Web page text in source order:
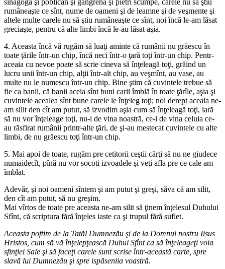
rumâneaşte ce sînt, nume de oameni şi de leamne şi de veşmente şi
altele multe carele nu să ştiu rumâneaşte ce sînt, noi încă le-am lăsat
greciaşte, pentru că alte limbi încă le-au lăsat aşia.
4. Aceasta încă vă rugăm să luaţi aminte că rumânii nu grăescu în
toate ţările într-un chip, încă neci într-o ţară toţi într-un chip. Pentr-
aceaia cu nevoe poate să scrie cineva să înţeleagă toţi, grăind un
lucru unii într-un chip, alţii într-alt chip, au veşmînt, au vase, au
multe nu le numescu într-un chip. Bine ştim că cuvintele trebue să
fie ca banii, că banii aceia sînt buni carii îmblă în toate ţărîle, aşia şi
cuvintele acealea sînt bune carele le înţeleg toţi; noi derept aceaia ne-
am silit den cît am putut, să izvodim aşia cum să înţeleagă toţi, iară
să nu vor înţeleage toţi, nu-i de vina noastră, ce-i de vina celuia ce-
au răsfirat rumânii printr-alte ţări, de şi-au mestecat cuvintele cu alte
limbi, de nu grăescu toţi într-un chip.
5. Mai apoi de toate, rugăm pre cetitorii ceştii cărţi să nu ne giudece
numaidecît, pînă nu vor socoti izvoadele şi veţi afla pre ce cale am
îmblat.
Adevăr, şi noi oameni sîntem şi am putut şi greşi, săva că am silit,
den cît am putut, să nu greşim.
Mai vîrtos de toate pre aceasta ne-am silit să ţinem înţelesul Duhului
Sfînt, că scriptura fără înţeles iaste ca şi trupul fără suflet.
Aceasta poftim de la Tatăl Dumnezău şi de la Domnul nostru Iisus
Hristos, cum să vă înţelepţească Duhul Sfînt ca să înţeleageţi voia
sfinţiei Sale şi să faceţi carele sunt scrise într-această carte, spre
slavă lui Dumnezău şi spre ispăseniia voastră.